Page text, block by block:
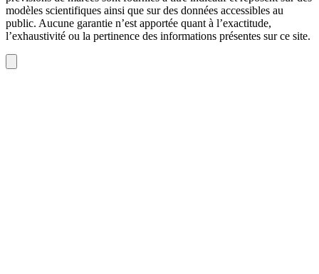
modèles scientifiques ainsi que sur des données accessibles au
public. Aucune garantie n’est apportée quant à l’exactitude,
l’exhaustivité ou la pertinence des informations présentes sur ce site.